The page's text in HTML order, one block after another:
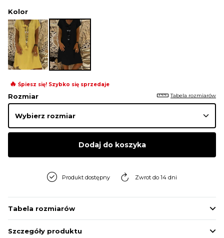
Kolor
🔥 Śpiesz się! Szybko się sprzedaje
Rozmiar Tabela rozmiarów
Dodaj do koszyka
Produkt dostępny Zwrot do 14 dni
Tabela rozmiarów
Szczegóły produktu